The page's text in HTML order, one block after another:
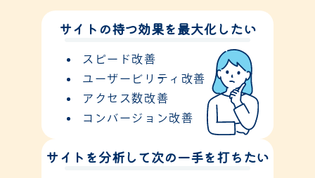
サイトの持つ効果を最大化したい
スピード改善
ユーザービリティ改善
アクセス数改善
コンバージョン改善
サイトを分析して次の一手を打ちたい